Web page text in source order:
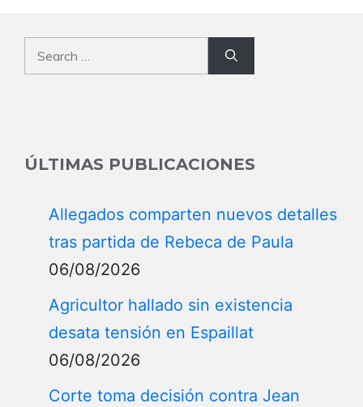
Search
for:
ÚLTIMAS PUBLICACIONES
Allegados comparten nuevos detalles
tras partida de Rebeca de Paula
06/08/2026
Agricultor hallado sin existencia
desata tensión en Espaillat
06/08/2026
Corte toma decisión contra Jean